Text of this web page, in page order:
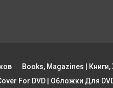
Books, Magazines |
For DVD | Обложки Для